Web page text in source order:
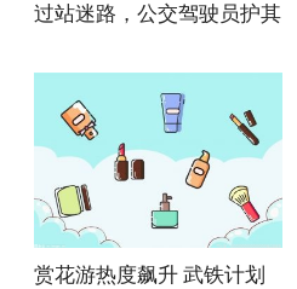
过站迷路，公交驾驶员护其
赏花游热度飙升 武铁计划